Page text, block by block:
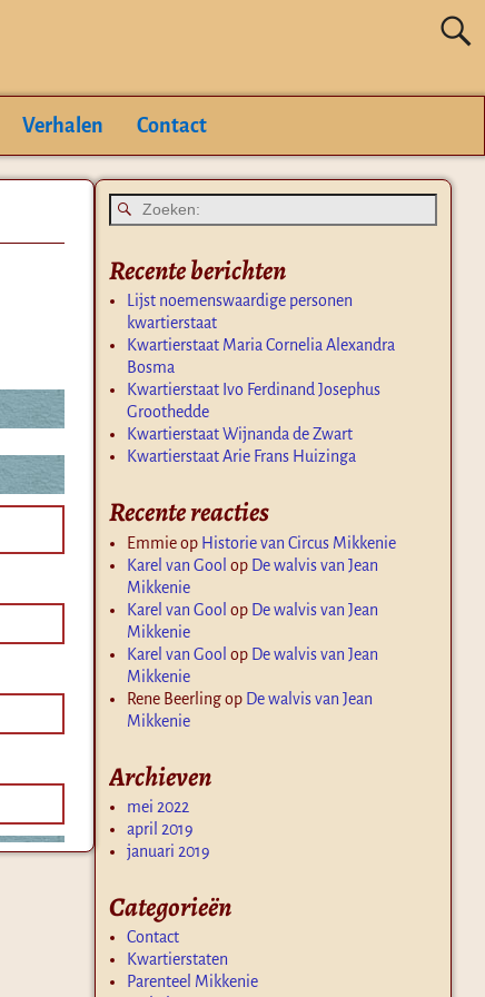
Verhalen Contact
Recente berichten
Lijst noemenswaardige personen
kwartierstaat
Kwartierstaat Maria Cornelia Alexandra
Bosma
Kwartierstaat Ivo Ferdinand Josephus
Groothedde
Kwartierstaat Wijnanda de Zwart
Kwartierstaat Arie Frans Huizinga
Recente reacties
Emmieop Historie van Circus Mikkenie
Karel van Gool op De walvis van Jean
Mikkenie
Karel van Gool op De walvis van Jean
Mikkenie
Karel van Gool op De walvis van Jean
Mikkenie
Rene Beerlingop De walvis van Jean
Mikkenie
Archieven
mei 2022
april 2019
januari 2019
Categorieën
Contact
Kwartierstaten
Parenteel Mikkenie